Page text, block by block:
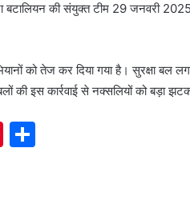
बटालियन की संयुक्त टीम 29 जनवरी
को तेज कर दिया गया है। सुरक्षा बल
की इस कार्रवाई से नक्सलियों को बड़ा
Pi